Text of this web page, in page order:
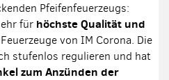
Pfeifenfeuerzeugs:
für höchste Qualität und
von IM Corona. Die
stufenlos regulieren und hat
zum Anzünden der